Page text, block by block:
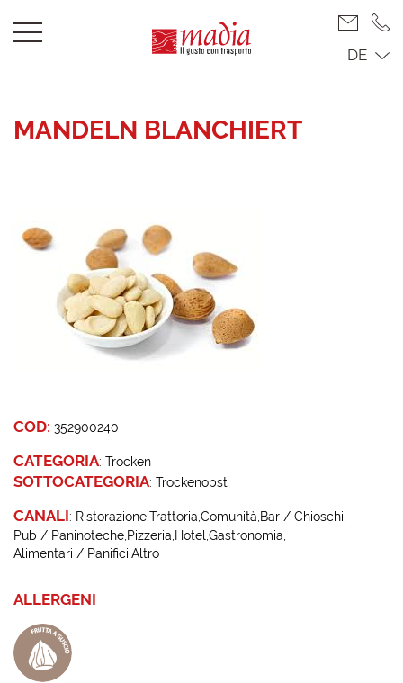
DE
MANDELN BLANCHIERT
COD: 352900240
CATEGORIA: Trocken
SOTTOCATEGORIA: Trockenobst
CANALI: RistorazioneTrattoria Comunità Bar / Chioschi
Pub / Paninoteche Pizzeria Hotel Gastronomia
Alimentari / Panifici Altro
ALLERGENI